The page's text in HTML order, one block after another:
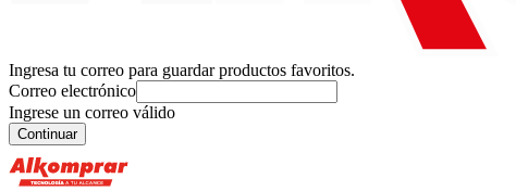
Ingresa tu correo para guardar productos favoritos.
Correo electrónico
Ingrese un correo válido
Continuar